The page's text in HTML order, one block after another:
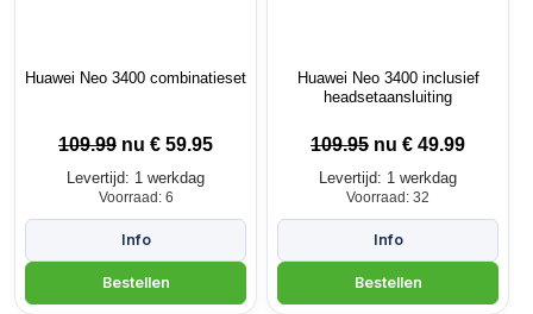
Huawei Neo 3400 combinatieset
109.99 nu € 59.95
Levertijd: 1 werkdag
Voorraad: 6
Huawei Neo 3400 inclusief
headsetaansluiting
109.95 nu € 49.99
Levertijd: 1 werkdag
Voorraad: 32